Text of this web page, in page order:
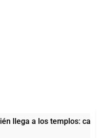
llega a los templos: casi